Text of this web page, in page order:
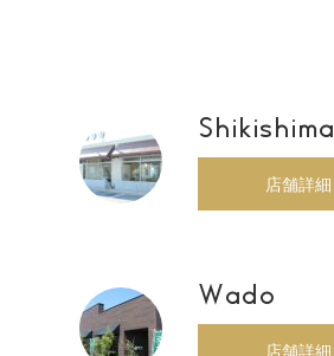
Shikishima
店舗詳細
Wado
店舗詳細